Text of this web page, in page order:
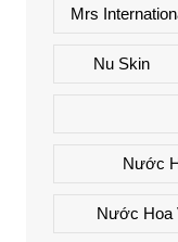
Mrs
Nu Skin
Nước
Nước Hoa